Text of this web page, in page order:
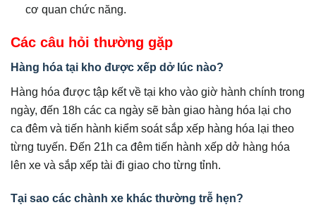
cơ quan chức năng.
Các câu hỏi thường gặp
Hàng hóa tại kho được xếp dở lúc nào?
Hàng hóa được tập kết về tại kho vào giờ hành chính trong
ngày, đến 18h các ca ngày sẽ bàn giao hàng hóa lại cho
ca đêm và tiến hành kiểm soát sắp xếp hàng hóa lại theo
từng tuyến. Đến 21h ca đêm tiến hành xếp dở hàng hóa
lên xe và sắp xếp tài đi giao cho từng tỉnh.
Tại sao các chành xe khác thường trễ hẹn?